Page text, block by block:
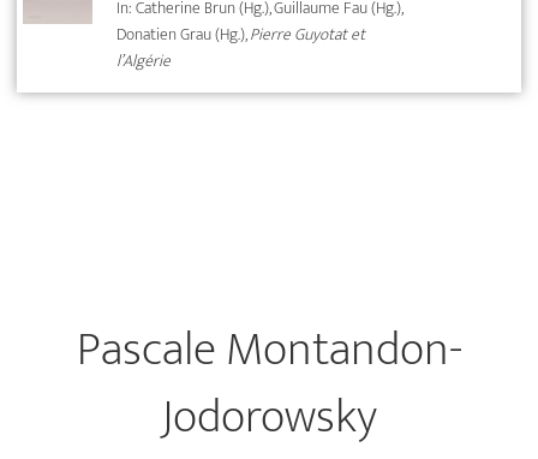
In: Catherine Brun (Hg.), Guillaume Fau (Hg.),
Donatien Grau (Hg.),Pierre Guyotat et
l’Algérie
Pascale Montandon-
Jodorowsky